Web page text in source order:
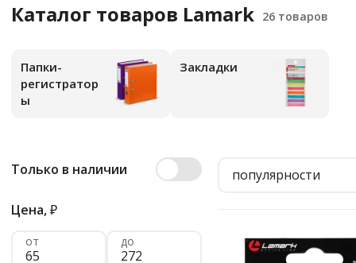
Каталог товаров Lamark
Папки-
регистратор
ы
Закладки
Только в наличии
Цена,₽
от до
популярности